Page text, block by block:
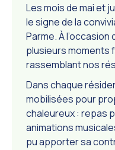
Les mois de mai et
le signe de la
Parme. À l’occasion
plusieurs moments
rassemblant nos
Dans chaque
mobilisées pour
chaleureux : repas
animations
pu apporter sa